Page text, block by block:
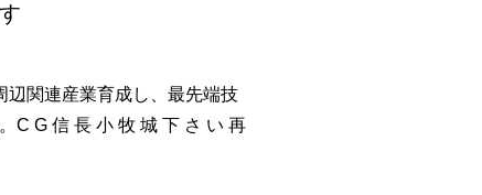
辺関連産業育成し、最先端技
C G 信 長 小 牧 城 下 さ い 再